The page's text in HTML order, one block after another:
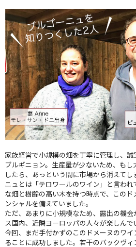
家族経営で小規模の畑を丁寧に管理し、
ブルギニョン。生産量が少ないため、も
したら、あっという間に市場から消えて
ニュとは「テロワールのワイン」と言わ
な畑と樹齢の高い木を持つ時点で、この
ンシャルを備えていました。
ただ、あまりに小規模なため、露出の機
ス国内、近隣ヨーロッパの人々が楽しんで
今回、まだ手付かずのこのドメーヌのワ
ることに成功しました。若干のバックヴ